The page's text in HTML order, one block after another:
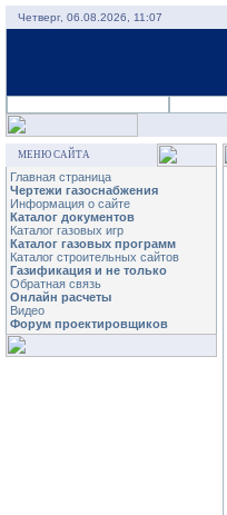
Четверг, 06.08.2026, 11:07
МЕНЮ САЙТА
Главная страница
Чертежи газоснабжения
Информация о сайте
Каталог документов
Каталог газовых игр
Каталог газовых программ
Каталог строительных сайтов
Газификация и не только
Обратная связь
Онлайн расчеты
Видео
Форум проектировщиков